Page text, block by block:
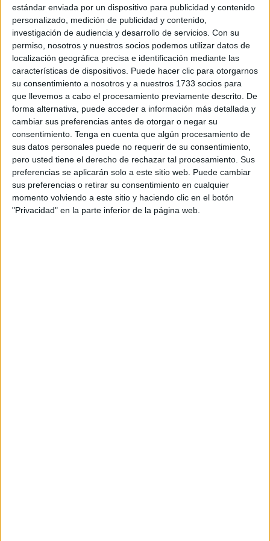
estándar enviada por un dispositivo para publicidad y contenido
personalizado, medición de publicidad y contenido,
investigación de audiencia y desarrollo de servicios. Con su
permiso, nosotros y nuestros socios podemos utilizar datos de
localización geográfica precisa e identificación mediante las
características de dispositivos. Puede hacer clic para otorgarnos
su consentimiento a nosotros y a nuestros 1733 socios para
que llevemos a cabo el procesamiento previamente descrito. De
forma alternativa, puede acceder a información más detallada y
cambiar sus preferencias antes de otorgar o negar su
consentimiento. Tenga en cuenta que algún procesamiento de
sus datos personales puede no requerir de su consentimiento,
pero usted tiene el derecho de rechazar tal procesamiento. Sus
preferencias se aplicarán solo a este sitio web. Puede cambiar
sus preferencias o retirar su consentimiento en cualquier
momento volviendo a este sitio y haciendo clic en el botón
"Privacidad" en la parte inferior de la página web.
Es un equipo que realmente mide muy bien las
situaciones ”, explicó Romero. “No es un equipo que
jueguen sin cabeza y que tengan esa inconsciencia en el
juego”, explicó.
“Un equipo que sabe lo que hace, que incluso no le
importa en muchos momentos que tú lo domines porque te
pueden salir las transiciones”, comentó. “Es un equipo con
muchos matices y por eso, aunque sea joven, saben
perfectamente lo que hacen”, subrayó.
Tres partidos en una semana